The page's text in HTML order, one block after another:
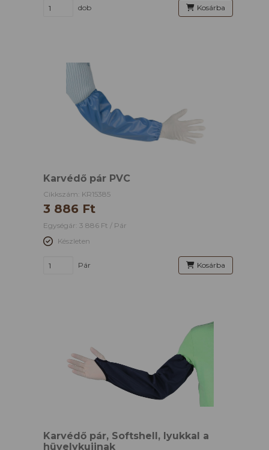
dob Kosárba
Karvédő pár PVC
Cikkszám: KR15385
3 886 Ft
Egységár: 3 886 Ft / Pár
Készleten
Pár Kosárba
Karvédő pár, Softshell, lyukkal a
hüvelykujjnak